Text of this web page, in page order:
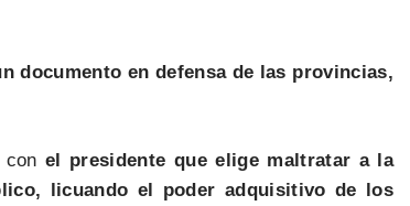
documento en defensa de las provincias,
conel presidente que elige maltratar a la
licuando el poder adquisitivo de los